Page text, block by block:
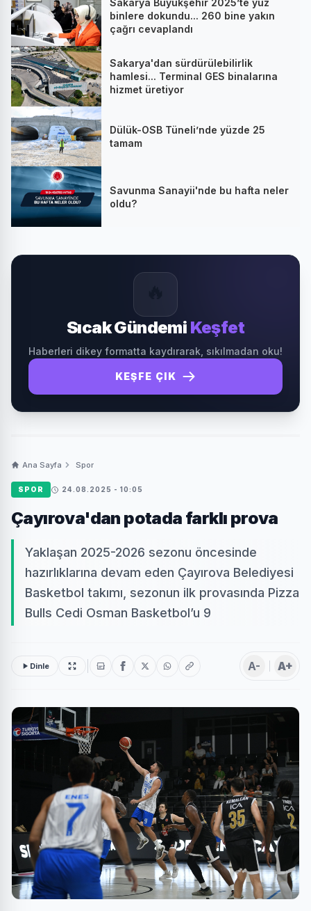
Sakarya Büyükşehir 2025’te yüz
binlere dokundu... 260 bine yakın
çağrı cevaplandı
Sakarya'dan sürdürülebilirlik
hamlesi... Terminal GES binalarına
hizmet üretiyor
Dülük-OSB Tüneli’nde yüzde 25
tamam
Savunma Sanayii'nde bu hafta neler
oldu?
Sıcak Gündemi Keşfet
Haberleri dikey formatta kaydırarak, sıkılmadan oku!
KEŞFE ÇIK
Ana Sayfa Spor
SPOR 24.08.2025 - 10:05
Çayırova'dan potada farklı prova
Yaklaşan 2025-2026 sezonu öncesinde
hazırlıklarına devam eden Çayırova Belediyesi
Basketbol takımı, sezonun ilk provasında Pizza
Bulls Cedi Osman Basketbol’u 9
Dinle A- A+